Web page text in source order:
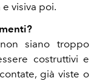
visiva poi.
siano troppo
costruttivi e
già viste o